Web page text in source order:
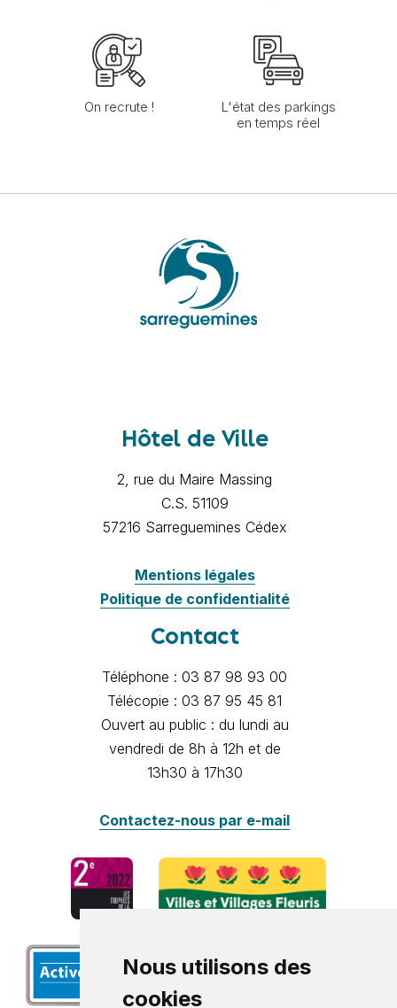
Nous utilisons des
cookies
On recrute !
L'état des parkings
en temps réel
Hôtel de Ville
2, rue du Maire Massing
C.S. 51109
57216 Sarreguemines Cédex
Mentions légales
Politique de confidentialité
Contact
Téléphone : 03 87 98 93 00
Télécopie : 03 87 95 45 81
Ouvert au public : du lundi au
vendredi de 8h à 12h et de
13h30 à 17h30
Contactez-nous par e-mail